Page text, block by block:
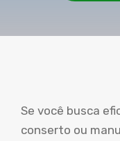
Se você busca
conserto ou